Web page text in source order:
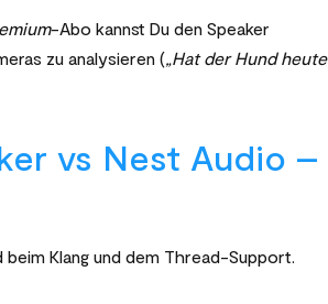
-Abo kannst Du den Speaker
zu analysieren („Hat der Hund heute
vs Nest Audio –
Klang und dem Thread-Support.